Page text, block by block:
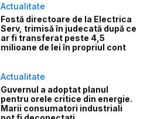
Actualitate
Fostă directoare de la Electrica
Serv, trimisă în judecată după ce
ar fi transferat peste 4,5
milioane de lei în propriul cont
Actualitate
Guvernul a adoptat planul
pentru orele critice din energie.
Marii consumatori industriali